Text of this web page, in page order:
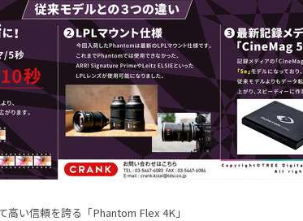
高い信頼を誇る「Phantom Flex 4K」